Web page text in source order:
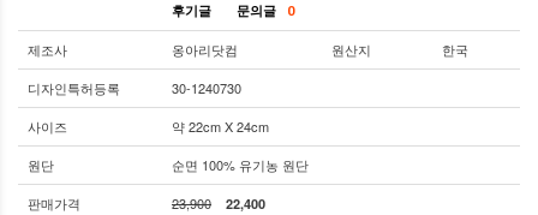
후기글 문의글 0
제조사 옹아리닷컴 원산지
한국
디자인특허등록
30-1240730
사이즈
약 22cm X 24cm
원단
순면 100% 유기농 원단
판매가격
23,900 22,400